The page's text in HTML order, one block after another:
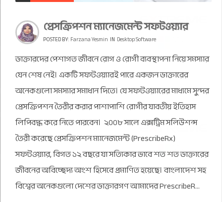
প্রেসক্রিপশন ম্যানেজমেন্ট সফটওয়্যার
POSTED BY:Farzana Yesmin IN Desktop Software
ডাক্তারদের পেশাগত জীবনে রোগ ও রোগী ব্যবস্থাপনা নিয়ে সমস্যার
যেন শেষ নেই। একটি সফটওয়্যারই পারে একজন ডাক্তারের
অনেকগুলো সমস্যার সমাধান দিতে। যে সফটওয়্যারের মাধ্যমে সুন্দর
প্রেসক্রিপশন তৈরীর করার পাশাপাশি রোগীর যাবতীয় ইতিহাস
লিপিবদ্ধ করে নিতে পারবেন। ২০০৮ সালে এক্সট্রিম সলিউশন্স
তৈরী করেছে প্রেসক্রিপশন ম্যানেজমেন্ট (PrescribeRx)
সফটওয়্যার, বিগত ১২ বছরে যা সত্যিকার ভাবে শত শত ডাক্তারের
জীবনের অবিচ্ছেদ্য অংশ হিসেবে প্রমাণিত হয়েছে। বাংলাদেশ সহ
বিশ্বের অনেকগুলো দেশের ডাক্তারগণ আমাদের PrescribeR...